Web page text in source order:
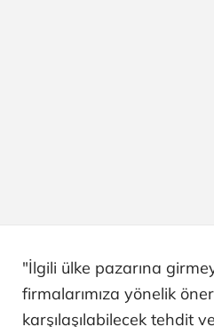
"İlgili ülke pazarına
firmalarımıza yönelik
karşılaşılabilecek tehdit